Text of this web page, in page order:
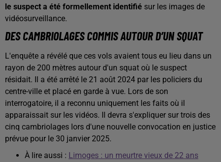
le suspect a été formellement identifié sur les images de
vidéosurveillance.
DES CAMBRIOLAGES COMMIS AUTOUR D’UN SQUAT
L'enquête a révélé que ces vols avaient tous eu lieu dans un
rayon de 200 mètres autour d'un squat où le suspect
résidait. Il a été arrêté le 21 août 2024 par les policiers du
centre-ville et placé en garde à vue. Lors de son
interrogatoire, il a reconnu uniquement les faits où il
apparaissait sur les vidéos. Il devra s'expliquer sur trois des
cinq cambriolages lors d'une nouvelle convocation en justice
prévue pour le 30 janvier 2025.
À lire aussi : Limoges : un meurtre vieux de 22 ans